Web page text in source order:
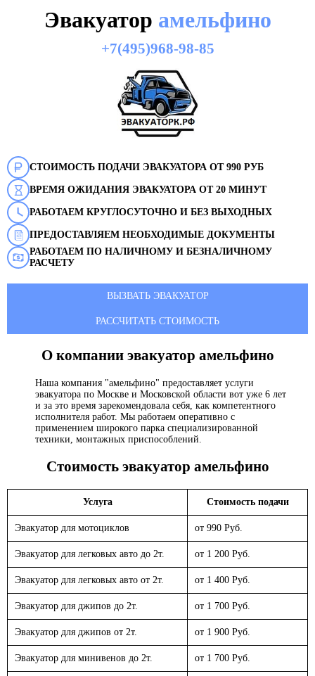
Эвакуатор амельфино
+7(495)968-98-85
СТОИМОСТЬ ПОДАЧИ ЭВАКУАТОРА ОТ 990 РУБ
ВРЕМЯ ОЖИДАНИЯ ЭВАКУАТОРА ОТ 20 МИНУТ
РАБОТАЕМ КРУГЛОСУТОЧНО И БЕЗ ВЫХОДНЫХ
ПРЕДОСТАВЛЯЕМ НЕОБХОДИМЫЕ ДОКУМЕНТЫ
РАБОТАЕМ ПО НАЛИЧНОМУ И БЕЗНАЛИЧНОМУ
РАСЧЕТУ
ВЫЗВАТЬ ЭВАКУАТОР
РАССЧИТАТЬ СТОИМОСТЬ
О компании эвакуатор амельфино
Наша компания "амельфино" предоставляет услуги
эвакуатора по Москве и Московской области вот уже 6 лет
и за это время зарекомендовала себя, как компетентного
исполнителя работ. Мы работаем оперативно с
применением широкого парка специализированной
техники, монтажных приспособлений.
Стоимость эвакуатор амельфино
Услуга Стоимость подачи
Эвакуатор для мотоциклов от 990 Руб.
Эвакуатор для легковых авто до 2т. от 1 200 Руб.
Эвакуатор для легковых авто от 2т. от 1 400 Руб.
Эвакуатор для джипов до 2т. от 1 700 Руб.
Эвакуатор для джипов от 2т. от 1 900 Руб.
Эвакуатор для минивенов до 2т. от 1 700 Руб.